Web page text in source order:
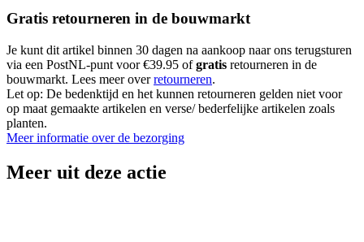
Gratis retourneren in de bouwmarkt
Je kunt dit artikel binnen 30 dagen na aankoop naar ons terugsturen
via een PostNL-punt voor €39.95 ofgratis retourneren in de
bouwmarkt. Lees meer overretourneren.
Let op: De bedenktijd en het kunnen retourneren gelden niet voor
op maat gemaakte artikelen en verse/ bederfelijke artikelen zoals
planten.
Meer informatie over de bezorging
Meer uit deze actie